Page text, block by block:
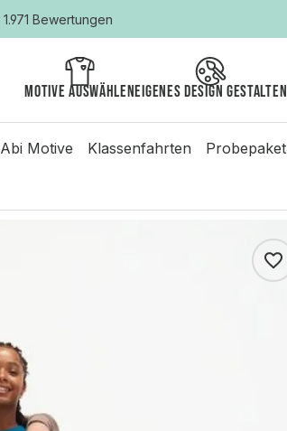
1.971 Bewertungen
Motive auswählenEigenes Design gestalten
Abi Motive Klassenfahrten Probepaket